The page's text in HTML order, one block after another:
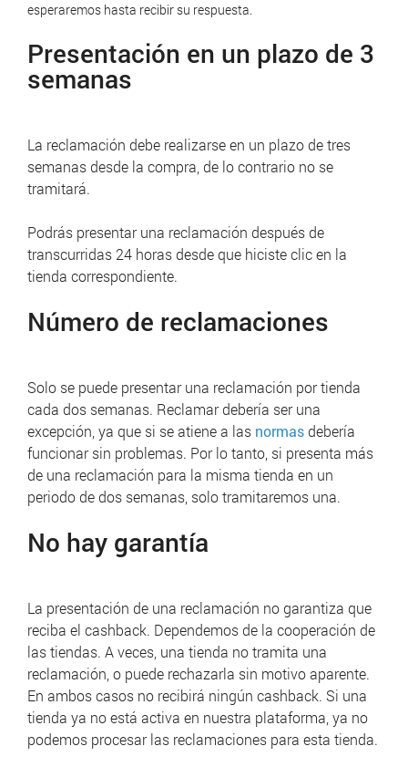
esperaremos hasta recibir su respuesta.
Presentación en un plazo de 3
semanas
La reclamación debe realizarse en un plazo de tres
semanas desde la compra, de lo contrario no se
tramitará.
Podrás presentar una reclamación después de
transcurridas 24 horas desde que hiciste clic en la
tienda correspondiente.
Número de reclamaciones
Solo se puede presentar una reclamación por tienda
cada dos semanas. Reclamardebería ser una
excepción, ya que si se atiene a las normas debería
funcionar sin problemas. Por lo tanto, si presenta más
de una reclamación para la misma tienda en un
periodo de dos semanas, solo tramitaremos una.
No hay garantía
La presentación de una reclamación no garantiza que
reciba el cashback. Dependemos de la cooperación de
las tiendas. A veces, una tienda no tramita una
reclamación, o puede rechazarla sin motivo aparente.
En ambos casos no recibirá ningún cashback. Si una
tienda ya no está activa en nuestra plataforma, ya no
podemos procesar las reclamaciones para esta tienda.